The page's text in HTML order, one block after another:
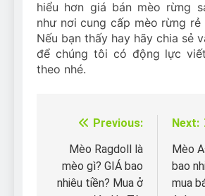
hiểu hơn giá bán mèo rừng
như nơi cung cấp mèo rừng rẻ
Nếu bạn thấy hay hãy chia sẻ
để chúng tôi có động lực
theo nhé.
Điều
hướng
bài
Previous:
Mèo Ragdoll là
mèo gì? GIÁ bao
nhiêu tiền? Mua ở
Next:
Mèo
bao
mua